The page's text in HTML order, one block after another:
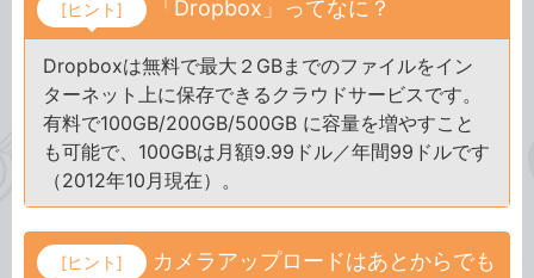
[ヒント] 「Dropbox」ってなに？
Dropboxは無料で最大２GBまでのファイルをイン
ターネット上に保存できるクラウドサービスです。
有料で100GB/200GB/500GB に容量を増やすこと
も可能で、100GBは月額9.99ドル／年間99ドルです
（2012年10月現在）。
[ヒント]
カメラアップロードはあとからでも